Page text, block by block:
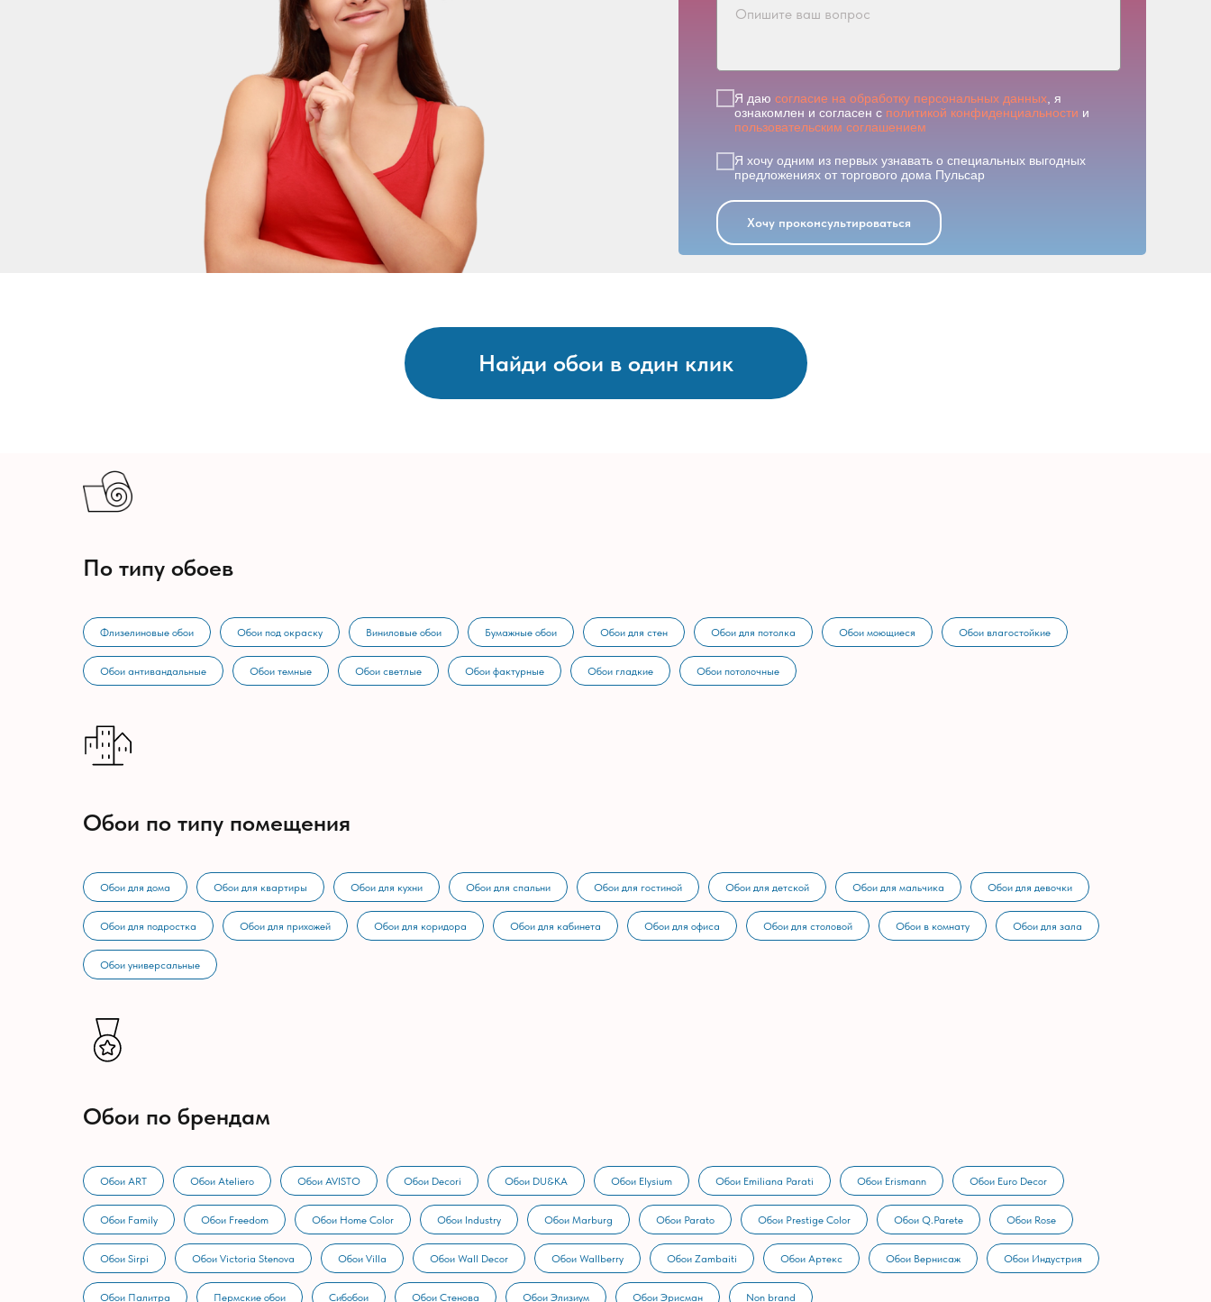
Я даю согласие на обработку персональных данных , я
ознакомлен и согласен с политикой конфиденциальности и
пользовательским соглашением
Я хочу одним из первых узнавать о специальных выгодных
предложениях от торгового дома Пульсар
Хочу проконсультироваться
Найди обои в один клик
По типу обоев
Флизелиновые обои Обои под окраску Виниловые обои Бумажные обои Обои для стен Обои для потолка Обои моющиеся Обои влагостойкие
Обои антивандальные Обои темные Обои светлые Обои фактурные Обои гладкие Обои потолочные
Обои по типу помещения
Обои для дома Обои для квартиры Обои для кухни Обои для спальни Обои для гостиной Обои для детской Обои для мальчика Обои для девочки
Обои для подростка Обои для прихожей Обои для коридора Обои для кабинета Обои для офиса Обои для столовой Обои в комнату Обои для зала
Обои универсальные
Обои по брендам
Обои ART Обои Ateliero Обои AVISTO Обои Decori Обои DU&KA Обои Elysium Обои Emiliana Parati Обои Erismann Обои Euro Decor
Обои Family Обои Freedom Обои Home Color Обои Industry Обои Marburg Обои Parato Обои Prestige Color Обои Q.Parete Обои Rose
Обои Sirpi Обои Victoria Stenova Обои Villa Обои Wall Decor Обои Wallberry Обои Zambaiti Обои Артекс Обои Вернисаж Обои Индустрия
Обои Палитра Пермские обои Сибобои Обои Стенова Обои Элизиум Обои Эрисман Non brand